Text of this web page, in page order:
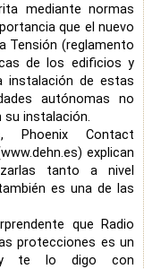
mediante normas
que el nuevo
Tensión (reglamento
de los edificios y
instalación de estas
autónomas no
su instalación.
Phoenix Contact
explican
tanto a nivel
es una de las
que Radio
protecciones es un
y te lo digo con